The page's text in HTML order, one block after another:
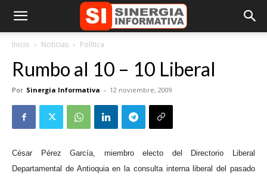
Inicio Noticias Política
Rumbo al 10 – 10 Liberal
Por Sinergia Informativa - 12 noviembre, 2009
César Pérez García, miembro electo del Directorio Liberal
Departamental de Antioquia en la consulta interna liberal del pasado